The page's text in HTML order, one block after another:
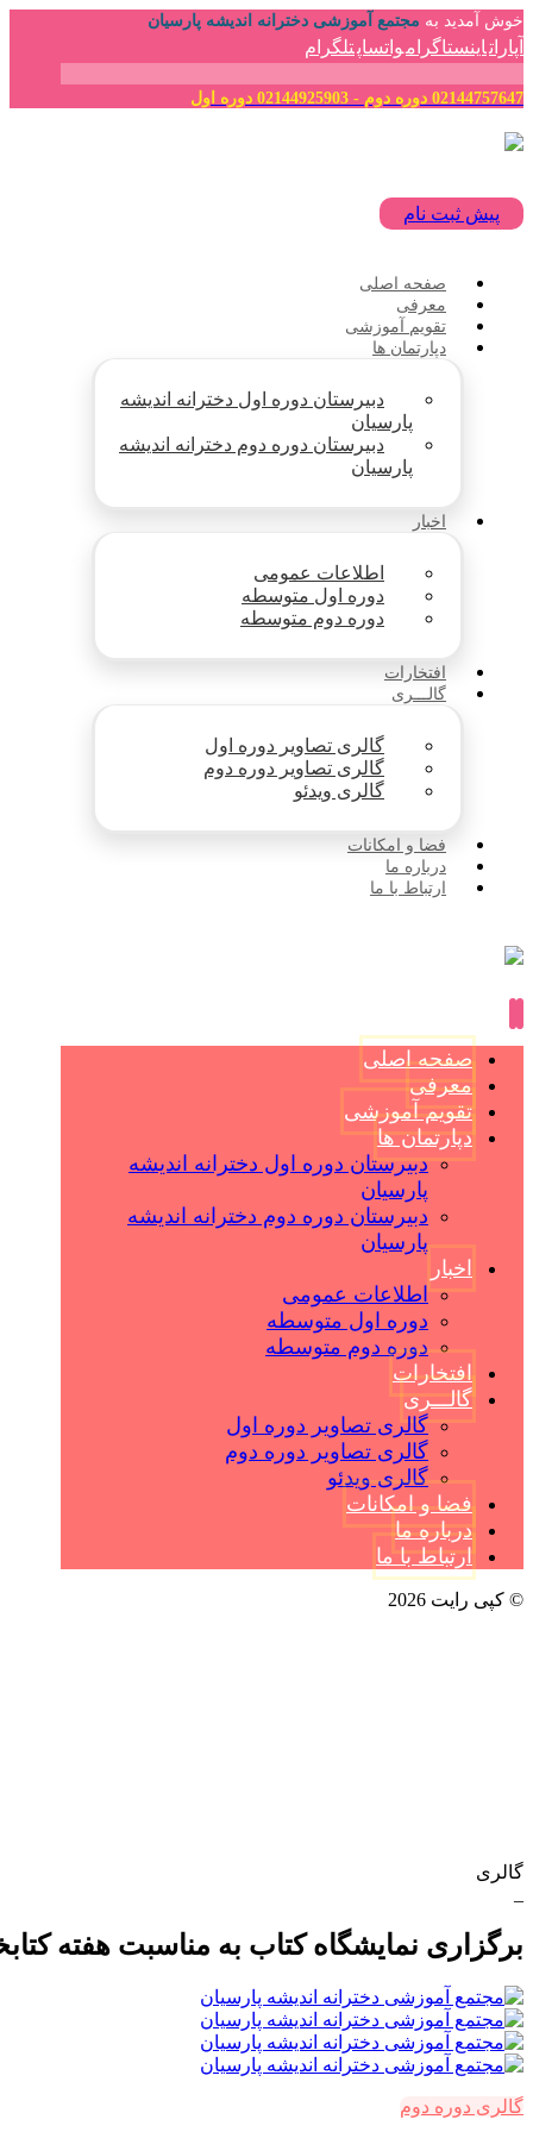
خوش آمدید به مجتمع آموزشی دخترانه اندیشه پارسیان
آپاراتاینستاگرامواتساپتلگرام
02144757647 دوره دوم - 02144925903 دوره اول
پیش ثبت نام
صفحه اصلی
معرفی
تقویم آموزشی
دپارتمان ها
دبیرستان دوره اول دخترانه اندیشه
پارسیان
دبیرستان دوره دوم دخترانه اندیشه
پارسیان
اخبار
اطلاعات عمومی
دوره اول متوسطه
دوره دوم متوسطه
افتخارات
گالـــری
گالری تصاویر دوره اول
گالری تصاویر دوره دوم
گالری ویدئو
فضا و امکانات
درباره ما
ارتباط با ما
صفحه اصلی
معرفی
تقویم آموزشی
دپارتمان ها
دبیرستان دوره اول دخترانه اندیشه
پارسیان
دبیرستان دوره دوم دخترانه اندیشه
پارسیان
اخبار
اطلاعات عمومی
دوره اول متوسطه
دوره دوم متوسطه
افتخارات
گالـــری
گالری تصاویر دوره اول
گالری تصاویر دوره دوم
گالری ویدئو
فضا و امکانات
درباره ما
ارتباط با ما
© کپی رایت 2026
گالری
برگزاری نمایشگاه کتاب به مناسبت هفته
گالری دوره دوم